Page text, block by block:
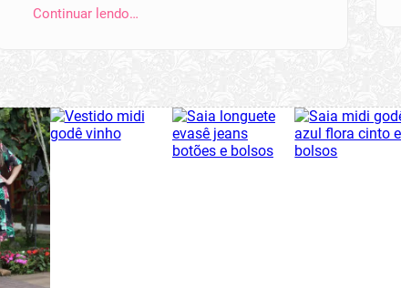
Continuar lendo…